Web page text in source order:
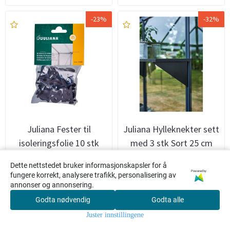
Søk
-23%
Juliana Fester til
isoleringsfolie 10 stk
165,- 127,-
-32%
Juliana Hylleknekter sett
med 3 stk Sort 25 cm
790,- 539,-
Dette nettstedet bruker informasjonskapsler for å
fungere korrekt, analysere trafikk, personalisering av
annonser og annonsering.
Powered by
Godta nødvendig Godta alle
Juster innstillingene